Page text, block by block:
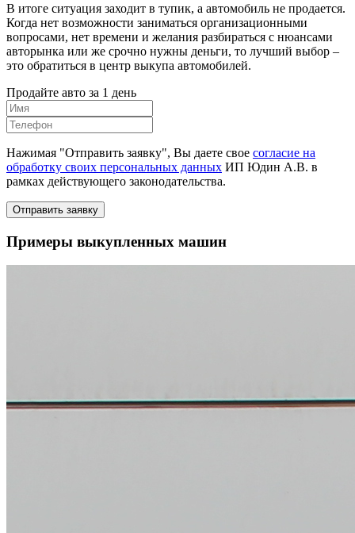
В итоге ситуация заходит в тупик, а автомобиль не продается.
Когда нет возможности заниматься организационными
вопросами, нет времени и желания разбираться с нюансами
авторынка или же срочно нужны деньги, то лучший выбор –
это обратиться в центр выкупа автомобилей.
Продайте авто за 1 день
Нажимая "Отправить заявку", Вы даете свое согласие на
обработку своих персональных данных ИП Юдин А.В. в
рамках действующего законодательства.
Отправить заявку
Примеры выкупленных машин